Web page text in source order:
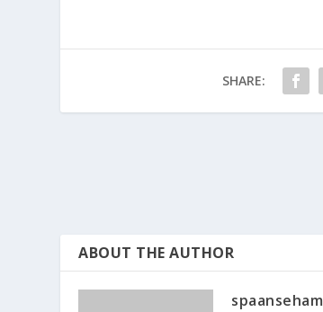
SHARE:
ABOUT THE AUTHOR
spaanseham